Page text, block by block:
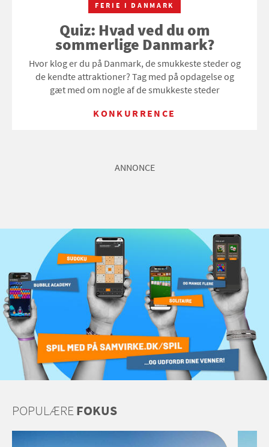
FERIE I DANMARK
Quiz: Hvad ved du om
sommerlige Danmark?
Hvor klog er du på Danmark, de smukkeste steder og
de kendte attraktioner? Tag med på opdagelse og
gæt med om nogle af de smukkeste steder
KONKURRENCE
ANNONCE
POPULÆREFOKUS